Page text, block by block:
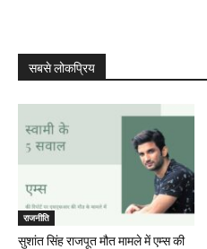
सबसे लोकप्रिय
राजनीति
सुशांत सिंह राजपूत मौत मामले में एम्स की